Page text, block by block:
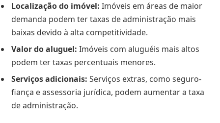
Localização do imóvel: Imóveis em áreas de maior
demanda podem ter taxas de administração mais
baixas devido à alta competitividade.
Valor do aluguel: Imóveis com aluguéis mais altos
podem ter taxas percentuais menores.
Serviços adicionais: Serviços extras, como seguro-
fiança e assessoria jurídica, podem aumentar a taxa
de administração.